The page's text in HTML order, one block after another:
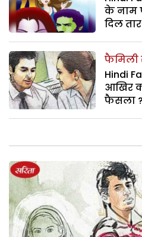
के नाम
दिल
फैमिली
Hindi
आखिर
फैसला ?